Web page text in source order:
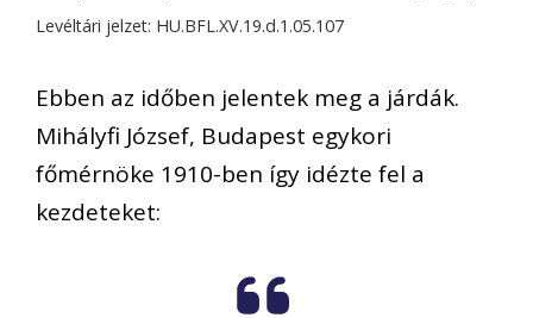
Levéltári jelzet: HU.BFL.XV.19.d.1.05.107
Ebben az időben jelentek meg a járdák.
Mihályfi József, Budapest egykori
főmérnöke 1910-ben így idézte fel a
kezdeteket: